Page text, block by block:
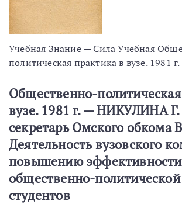
Учебная Знание — Сила Учебная
политическая практика в вузе. 1981 г.
Общественно-
вузе. 1981 г. — НИКУЛИНА
секретарь Омского обкома
Деятельность вузовского
повышению эффективности
общественно-
студентов